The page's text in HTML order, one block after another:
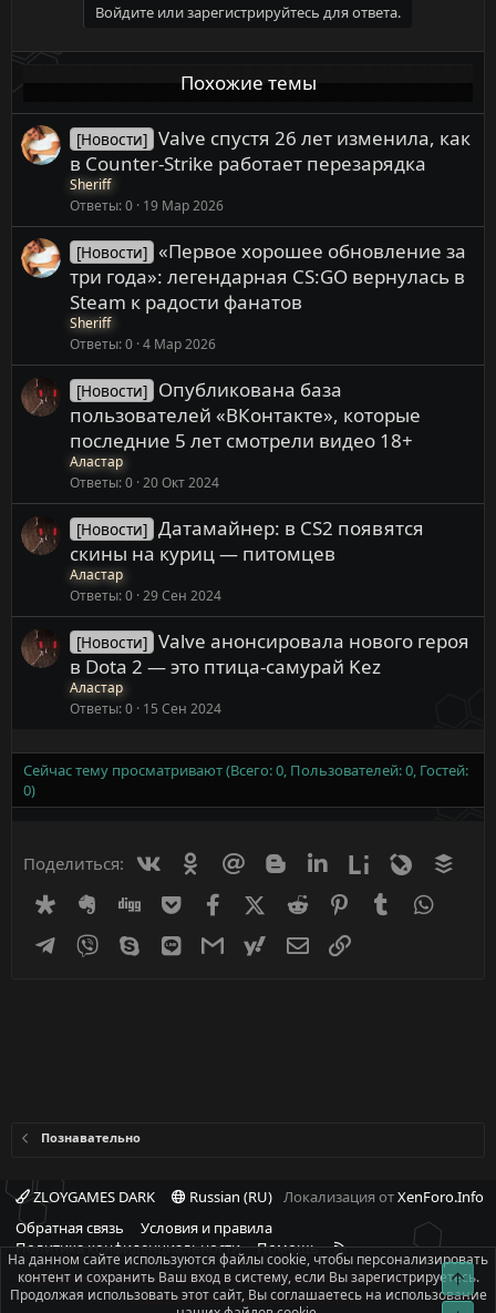
Войдите или зарегистрируйтесь для ответа.
Похожие темы
[Новости] Valve спустя 26 лет изменила, как
в Counter-Strike работает перезарядка
Sheriff
Ответы 0 19 Мар 2026
[Новости] «Первое хорошее обновление за
три года»: легендарная CS:GO вернулась в
Steam к радости фанатов
Sheriff
Ответы 0 4 Мар 2026
[Новости] Опубликована база
пользователей «ВКонтакте», которые
последние 5 лет смотрели видео 18+
Аластар
Ответы 0 20 Окт 2024
[Новости] Датамайнер: в CS2 появятся
скины на куриц — питомцев
Аластар
Ответы 0 29 Сен 2024
[Новости] Valve анонсировала нового героя
в Dota 2 — это птица-самурай Kez
Аластар
Ответы 0 15 Сен 2024
Сейчас тему просматривают (Всего: 0, Пользователей: 0, Гостей:
0)
Поделиться: ВконтактеОдноклассники
Mail.ru BloggerLinkedinLiveinternet
Livejournal
DiasporaEvernoteDigg GetpocketFacebookX (Twitter)
Reddit PinterestTumblr
Telegram
Viber Skype Line GmailyahoomailЭлектронная почта
Познавательно
ZLOYGAMES DARK Russian (RU) Локализация отXenForo.Info
Обратная связь
Условия и правила
Политика конфиденциальности
Помощь
R
S
S
При полном или частичном использовании материалов сайта -
ссылка на источник обязательна!
На данном сайте используются файлы cookie, чтобы персонализировать
контент и сохранить Ваш вход в систему, если Вы зарегистрируетесь.
Продолжая использовать этот сайт, Вы соглашаетесь на использование